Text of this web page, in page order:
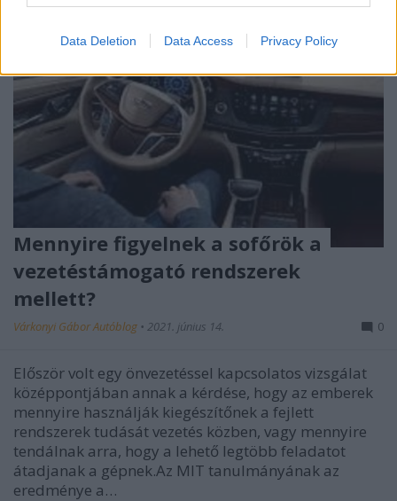
Data Deletion Data Access Privacy Policy
Mennyire figyelnek a sofőrök a
vezetéstámogató rendszerek
mellett?
Várkonyi Gábor Autóblog • 2021. június 14. 0
Először volt egy önvezetéssel kapcsolatos vizsgálat
középpontjában annak a kérdése, hogy az emberek
mennyire használják kiegészítőnek a fejlett
rendszerek tudását vezetés közben, vagy mennyire
tendálnak arra, hogy a lehető legtöbb feladatot
átadjanak a gépnek.Az MIT tanulmányának az
eredménye a…